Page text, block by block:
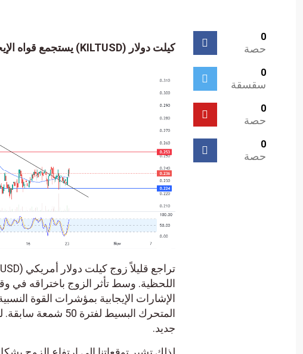
0
حصة
0
سقسقة
0
حصة
0
حصة
كيلت دولار (KILTUSD) يستجمع قواه الإيجابية – تحليل – 23-10-2023.
اللحظية. وسط تأثر الزوج باختراقه
الإشارات الإيجابية بمؤشرات القوة
المتحرك البسيط
جديد.